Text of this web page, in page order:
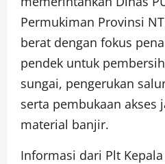
Permukiman Provinsi
berat dengan fokus
pendek untuk
sungai, pengerukan
serta pembukaan akses
material banjir.
Informasi dari Plt Kepala